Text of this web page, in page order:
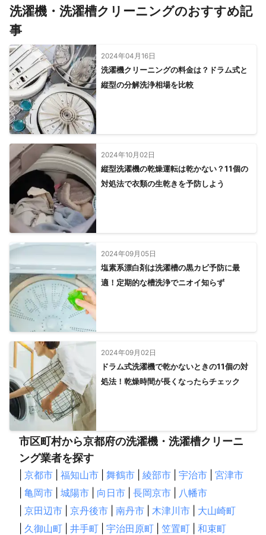
洗濯機・洗濯槽クリーニングのおすすめ記
事
2024年04月16日
洗濯機クリーニングの料金は？ドラム式と
縦型の分解洗浄相場を比較
2024年10月02日
縦型洗濯機の乾燥運転は乾かない？11個の
対処法で衣類の生乾きを予防しよう
2024年09月05日
塩素系漂白剤は洗濯槽の黒カビ予防に最
適！定期的な槽洗浄でニオイ知らず
2024年09月02日
ドラム式洗濯機で乾かないときの11個の対
処法！乾燥時間が長くなったらチェック
市区町村から京都府の洗濯機・洗濯槽クリーニ
ング業者を探す
京都市 福知山市 舞鶴市 綾部市 宇治市
宮津市
亀岡市 城陽市 向日市 長岡京市
八幡市
京田辺市 京丹後市 南丹市 木津川市
大山崎町
久御山町 井手町 宇治田原町 笠置町
和束町